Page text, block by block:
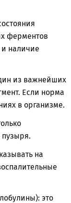
ферментов
наличие
из важнейших
Если норма
в организме.
пузыря.
на
это